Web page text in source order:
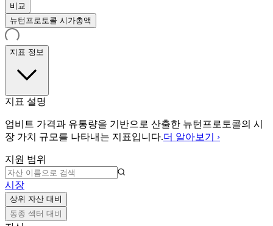
비교
뉴턴프로토콜 시가총액
지표 정보
지표 설명
업비트 가격과 유통량을 기반으로 산출한 뉴턴프로토콜의 시
장 가치 규모를 나타내는 지표입니다.더 알아보기 ›
지원 범위
시장
상위 자산 대비
동종 섹터 대비